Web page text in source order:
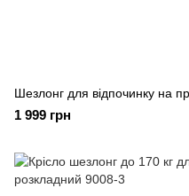
Шезлонг для відпочинку на
1 999 грн